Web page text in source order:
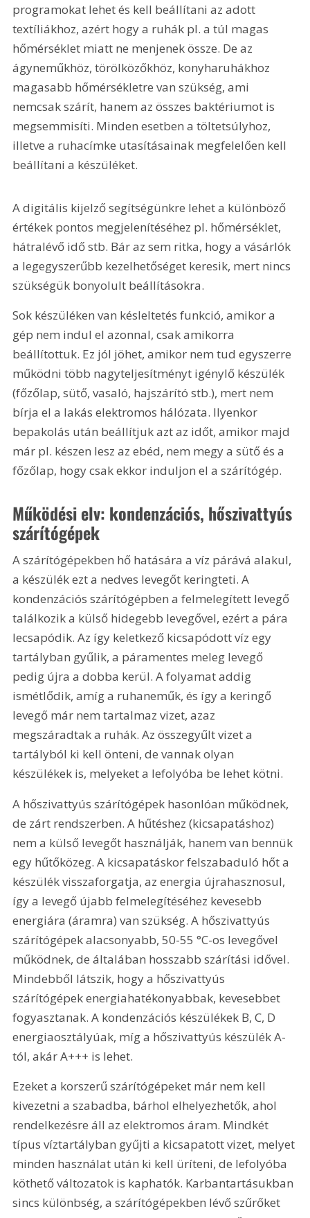
programokat lehet és kell beállítani az adott
textíliákhoz, azért hogy a ruhák pl. a túl magas
hőmérséklet miatt ne menjenek össze. De az
ágyneműkhöz, törölközőkhöz, konyharuhákhoz
magasabb hőmérsékletre van szükség, ami
nemcsak szárít, hanem az összes baktériumot is
megsemmisíti. Minden esetben a töltetsúlyhoz,
illetve a ruhacímke utasításainak megfelelően kell
beállítani a készüléket.
A digitális kijelző segítségünkre lehet a különböző
értékek pontos megjelenítéséhez pl. hőmérséklet,
hátralévő idő stb. Bár az sem ritka, hogy a vásárlók
a legegyszerűbb kezelhetőséget keresik, mert nincs
szükségük bonyolult beállításokra.
Sok készüléken van késleltetés funkció, amikor a
gép nem indul el azonnal, csak amikorra
beállítottuk. Ez jól jöhet, amikor nem tud egyszerre
működni több nagyteljesítményt igénylő készülék
(főzőlap, sütő, vasaló, hajszárító stb.), mert nem
bírja el a lakás elektromos hálózata. Ilyenkor
bepakolás után beállítjuk azt az időt, amikor majd
már pl. készen lesz az ebéd, nem megy a sütő és a
főzőlap, hogy csak ekkor induljon el a szárítógép.
Működési elv: kondenzációs, hőszivattyús
szárítógépek
A szárítógépekben hő hatására a víz párává alakul,
a készülék ezt a nedves levegőt keringteti. A
kondenzációs szárítógépben a felmelegített levegő
találkozik a külső hidegebb levegővel, ezért a pára
lecsapódik. Az így keletkező kicsapódott víz egy
tartályban gyűlik, a páramentes meleg levegő
pedig újra a dobba kerül. A folyamat addig
ismétlődik, amíg a ruhaneműk, és így a keringő
levegő már nem tartalmaz vizet, azaz
megszáradtak a ruhák. Az összegyűlt vizet a
tartályból ki kell önteni, de vannak olyan
készülékek is, melyeket a lefolyóba be lehet kötni.
A hőszivattyús szárítógépek hasonlóan működnek,
de zárt rendszerben. A hűtéshez (kicsapatáshoz)
nem a külső levegőt használják, hanem van bennük
egy hűtőközeg. A kicsapatáskor felszabaduló hőt a
készülék visszaforgatja, az energia újrahasznosul,
így a levegő újabb felmelegítéséhez kevesebb
energiára (áramra) van szükség. A hőszivattyús
szárítógépek alacsonyabb, 50-55 °C-os levegővel
működnek, de általában hosszabb szárítási idővel.
Mindebből látszik, hogy a hőszivattyús
szárítógépek energiahatékonyabbak, kevesebbet
fogyasztanak. A kondenzációs készülékek B, C, D
energiaosztályúak, míg a hőszivattyús készülék A-
tól, akár A+++ is lehet.
Ezeket a korszerű szárítógépeket már nem kell
kivezetni a szabadba, bárhol elhelyezhetők, ahol
rendelkezésre áll az elektromos áram. Mindkét
típus víztartályban gyűjti a kicsapatott vizet, melyet
minden használat után ki kell üríteni, de lefolyóba
köthető változatok is kaphatók. Karbantartásukban
sincs különbség, a szárítógépekben lévő szűrőket